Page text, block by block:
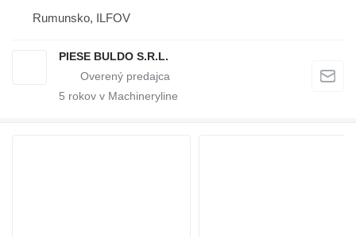
Rumunsko, ILFOV
PIESE BULDO S.R.L.
5 rokov v Machineryline